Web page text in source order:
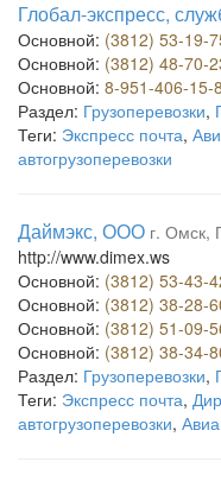
Глобал-экспресс,
Основной: (3812) 53-19-
Основной: (3812) 48-70-
Основной: 8-951-406-15-
Раздел: Грузоперевозки,
Теги: Экспресс почта,
автогрузоперевозки
Даймэкс, ООО г. Омск,
http://www.dimex.ws
Основной: (3812) 53-43-
Основной: (3812) 38-28-
Основной: (3812) 51-09-
Основной: (3812) 38-34-
Раздел: Грузоперевозки,
Теги: Экспресс почта,
автогрузоперевозки,